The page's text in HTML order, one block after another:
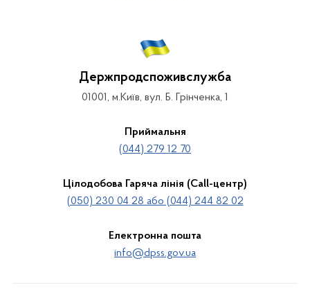
Держпродспоживслужба
01001, м.Київ, вул. Б. Грінченка, 1
Приймальня
(044) 279 12 70
Цілодобова Гаряча лінія (Call-центр)
(050) 230 04 28 або (044) 244 82 02
Електронна пошта
info@dpss.gov.ua